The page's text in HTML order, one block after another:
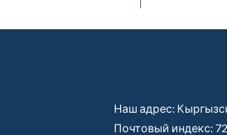
Наш адрес:
Почтовый индекс: